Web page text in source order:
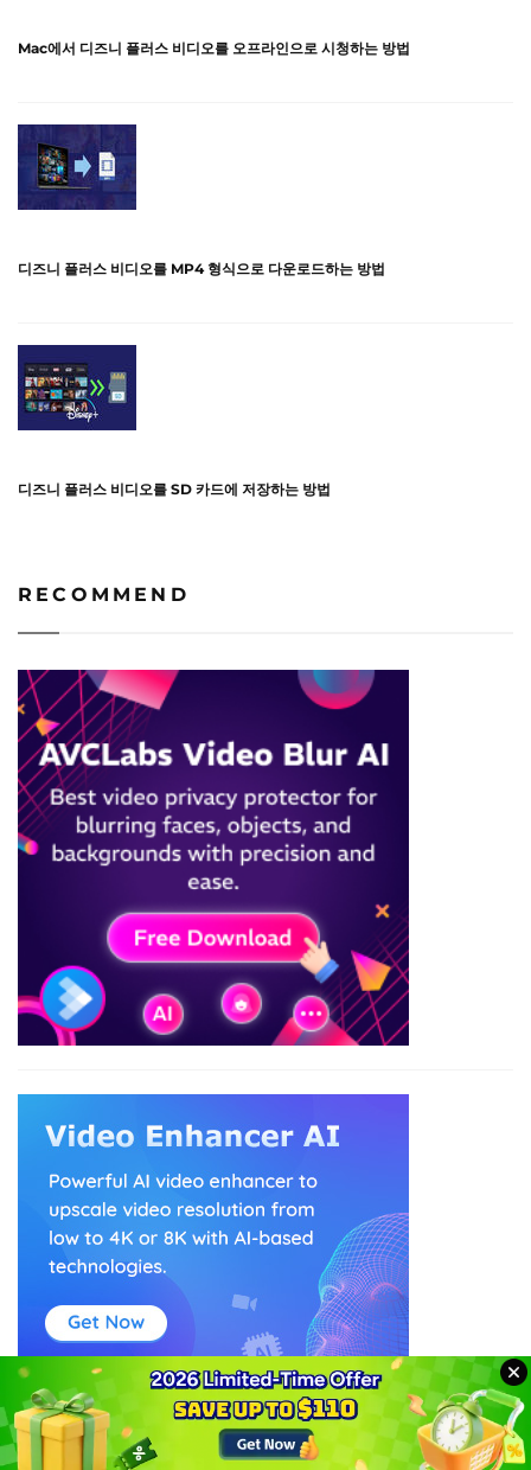
Mac에서 디즈니 플러스 비디오를 오프라인으로 시청하는 방법
디즈니 플러스 비디오를 MP4 형식으로 다운로드하는 방법
디즈니 플러스 비디오를 SD 카드에 저장하는 방법
RECOMMEND